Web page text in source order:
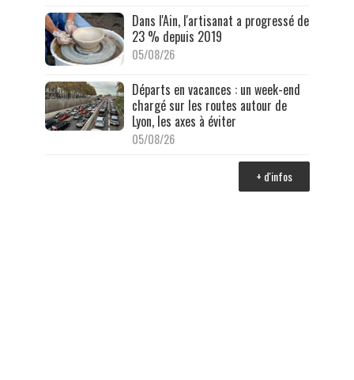
Dans l'Ain, l'artisanat a progressé de
23 % depuis 2019
05/08/26
Départs en vacances : un week-end
chargé sur les routes autour de
Lyon, les axes à éviter
05/08/26
+ d'infos